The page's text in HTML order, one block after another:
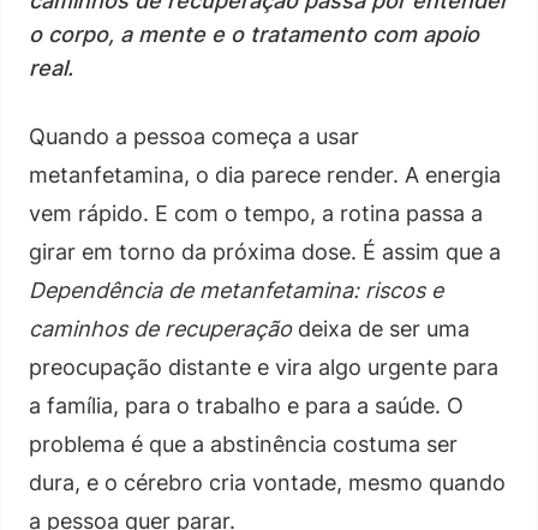
o corpo, a mente e o tratamento com apoio
real.
Quando a pessoa começa a usar
metanfetamina, o dia parece render. A energia
vem rápido. E com o tempo, a rotina passa a
girar em torno da próxima dose. É assim que a
Dependência de metanfetamina: riscos e
caminhos de recuperaçãodeixa de ser uma
preocupação distante e vira algo urgente para
a família, para o trabalho e para a saúde. O
problema é que a abstinência costuma ser
dura, e o cérebro cria vontade, mesmo quando
a pessoa quer parar.